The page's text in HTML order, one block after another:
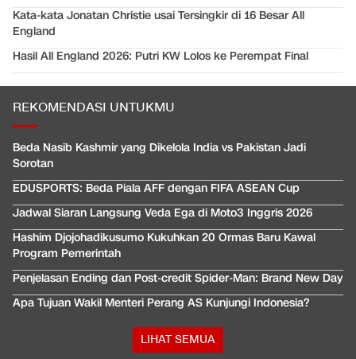
Kata-kata Jonatan Christie usai Tersingkir di 16 Besar All
England
Hasil All England 2026: Putri KW Lolos ke Perempat Final
REKOMENDASI UNTUKMU
Beda Nasib Kashmir yang Dikelola India vs Pakistan Jadi
Sorotan
EDUSPORTS: Beda Piala AFF dengan FIFA ASEAN Cup
Jadwal Siaran Langsung Veda Ega di Moto3 Inggris 2026
Hashim Djojohadikusumo Kukuhkan 20 Ormas Baru Kawal
Program Pemerintah
Penjelasan Ending dan Post-credit Spider-Man: Brand New Day
Apa Tujuan Wakil Menteri Perang AS Kunjungi Indonesia?
LIHAT SEMUA